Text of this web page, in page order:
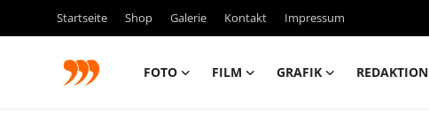
Startseite Shop Galerie Kontakt Impressum
FOTO FILM GRAFIK REDAKTION